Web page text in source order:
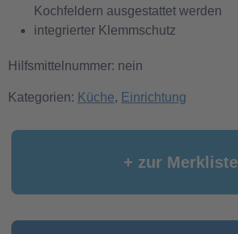
Kochfeldern ausgestattet werden
integrierter Klemmschutz
Hilfsmittelnummer: nein
Kategorien: Küche, Einrichtung
+ zur Merkliste